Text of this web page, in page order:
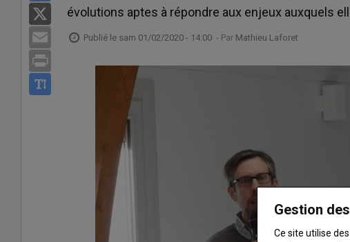
Email
évolutions aptes à répondre aux enjeux auxquels
Publié le sam 01/02/2020 - 14:00 - Par Mathieu Laforet
Gestion
Ce site utilise